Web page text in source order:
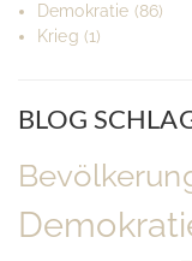
Demokratie (86)
Krieg (1)
BLOG